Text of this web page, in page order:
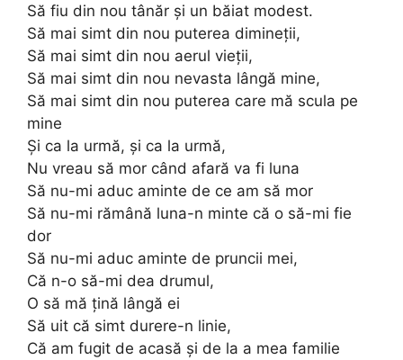
Să fiu din nou tânăr și un băiat modest.
Să mai simt din nou puterea dimineții,
Să mai simt din nou aerul vieții,
Să mai simt din nou nevasta lângă mine,
Să mai simt din nou puterea care mă scula pe
mine
Și ca la urmă, și ca la urmă,
Nu vreau să mor când afară va fi luna
Să nu-mi aduc aminte de ce am să mor
Să nu-mi rămână luna-n minte că o să-mi fie
dor
Să nu-mi aduc aminte de pruncii mei,
Că n-o să-mi dea drumul,
O să mă țină lângă ei
Să uit că simt durere-n linie,
Că am fugit de acasă și de la a mea familie